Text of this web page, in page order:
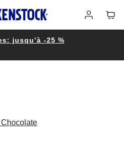
connecter
jusqu’à -25 %